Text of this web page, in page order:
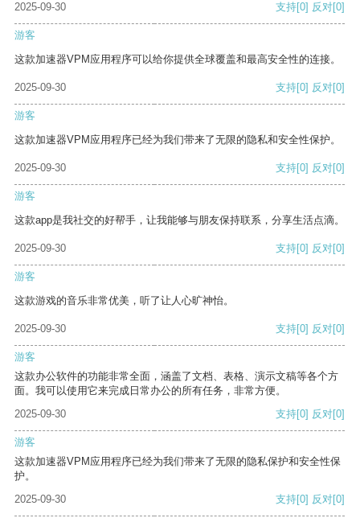
2025-09-30
支持[0] 反对[0]
游客
这款加速器VPM应用程序可以给你提供全球覆盖和最高安全性的连接。
2025-09-30 支持[0] 反对[0]
游客
这款加速器VPM应用程序已经为我们带来了无限的隐私和安全性保护。
2025-09-30 支持[0] 反对[0]
游客
这款app是我社交的好帮手，让我能够与朋友保持联系，分享生活点滴。
2025-09-30 支持[0] 反对[0]
游客
这款游戏的音乐非常优美，听了让人心旷神怡。
2025-09-30 支持[0] 反对[0]
游客
这款办公软件的功能非常全面，涵盖了文档、表格、演示文稿等各个方
面。我可以使用它来完成日常办公的所有任务，非常方便。
2025-09-30
支持[0] 反对[0]
游客
这款加速器VPM应用程序已经为我们带来了无限的隐私保护和安全性保
护。
2025-09-30
支持[0] 反对[0]